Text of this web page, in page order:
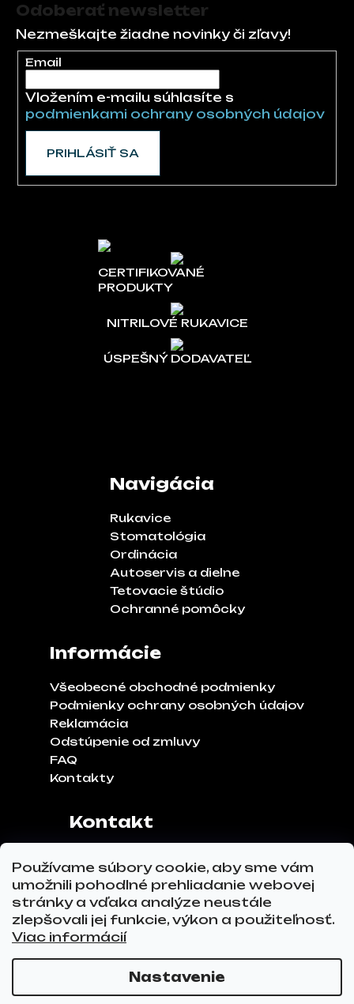
Používame súbory cookie, aby sme vám
umožnili pohodlné prehliadanie webovej
stránky a vďaka analýze neustále
zlepšovali jej funkcie, výkon a použiteľnosť.
Viac informácií
Nastavenie
Odoberať newsletter
Nezmeškajte žiadne novinky či zľavy!
Email
Vložením e-mailu súhlasíte s
podmienkami ochrany osobných údajov
PRIHLÁSIŤ SA
CERTIFIKOVANÉ
PRODUKTY
NITRILOVÉ RUKAVICE
ÚSPEŠNÝ DODAVATEĽ
Navigácia
Rukavice
Stomatológia
Ordinácia
Autoservis a dielne
Tetovacie štúdio
Ochranné pomôcky
Informácie
Všeobecné obchodné podmienky
Podmienky ochrany osobných údajov
Reklamácia
Odstúpenie od zmluvy
FAQ
Kontakty
Kontakt
Hviezdoslavov
Tel.č.:0911 271 302
Email:info@glovez.sk